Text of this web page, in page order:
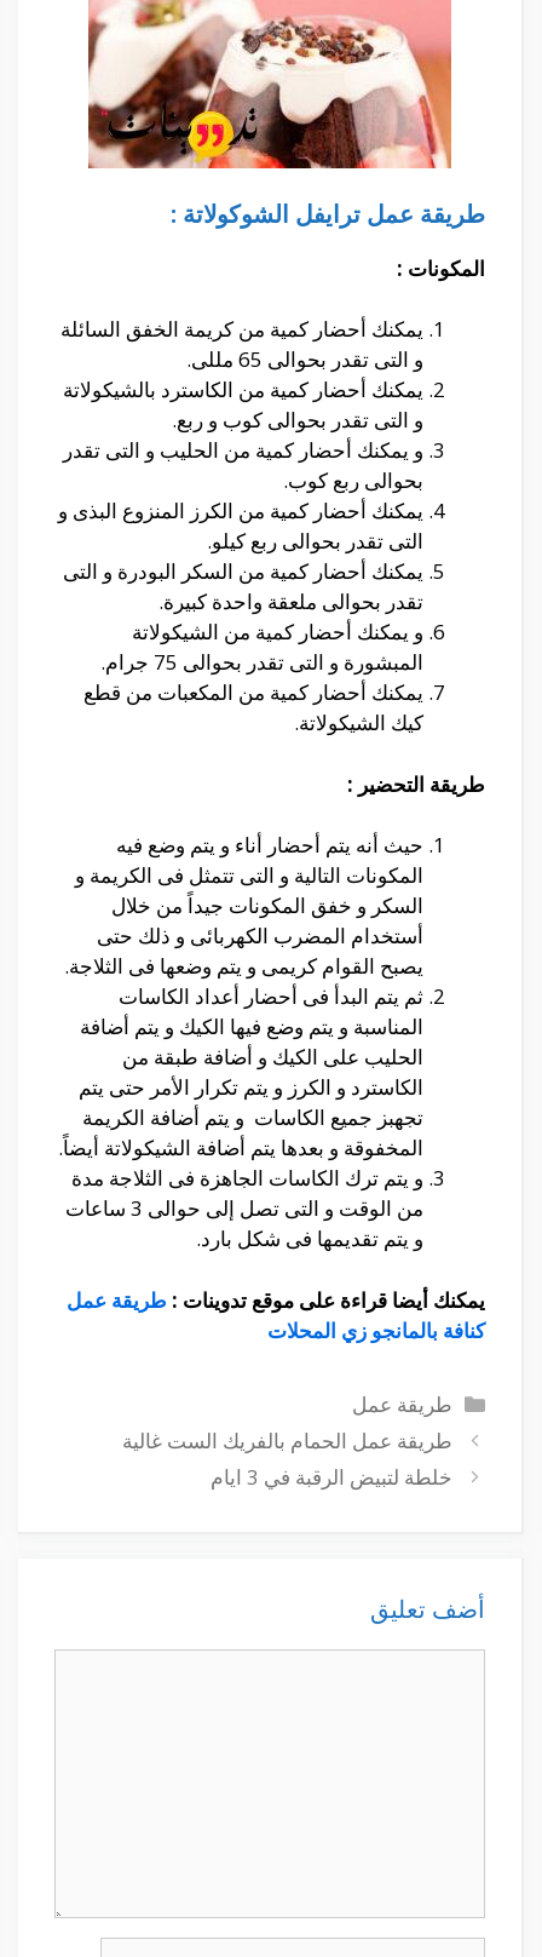
طريقة عمل ترايفل الشوكولاتة :
المكونات :
يمكنك أحضار كمية من كريمة الخفق السائلة
و التى تقدر بحوالى 65 مللى.
يمكنك أحضار كمية من الكاسترد بالشيكولاتة
و التى تقدر بحوالى كوب و ربع.
و يمكنك أحضار كمية من الحليب و التى تقدر
بحوالى ربع كوب.
يمكنك أحضار كمية من الكرز المنزوع البذى و
التى تقدر بحوالى ربع كيلو.
يمكنك أحضار كمية من السكر البودرة و التى
تقدر بحوالى ملعقة واحدة كبيرة.
و يمكنك أحضار كمية من الشيكولاتة
المبشورة و التى تقدر بحوالى 75 جرام.
يمكنك أحضار كمية من المكعبات من قطع
كيك الشيكولاتة.
طريقة التحضير :
حيث أنه يتم أحضار أناء و يتم وضع فيه
المكونات التالية و التى تتمثل فى الكريمة و
السكر و خفق المكونات جيداً من خلال
أستخدام المضرب الكهربائى و ذلك حتى
يصبح القوام كريمى و يتم وضعها فى الثلاجة.
ثم يتم البدأ فى أحضار أعداد الكاسات
المناسبة و يتم وضع فيها الكيك و يتم أضافة
الحليب على الكيك و أضافة طبقة من
الكاسترد و الكرز و يتم تكرار الأمر حتى يتم
تجهبز جميع الكاسات و يتم أضافة الكريمة
المخفوقة و بعدها يتم أضافة الشيكولاتة أيضاً.
و يتم ترك الكاسات الجاهزة فى الثلاجة مدة
من الوقت و التى تصل إلى حوالى 3 ساعات
و يتم تقديمها فى شكل بارد.
يمكنك أيضا قراءة على موقع تدوينات : طريقة عمل
كنافة بالمانجو زي المحلات
التصنيفات
طريقة عمل
طريقة عمل الحمام بالفريك الست غالية
خلطة لتبيض الرقبة في 3 ايام
أضف تعليق